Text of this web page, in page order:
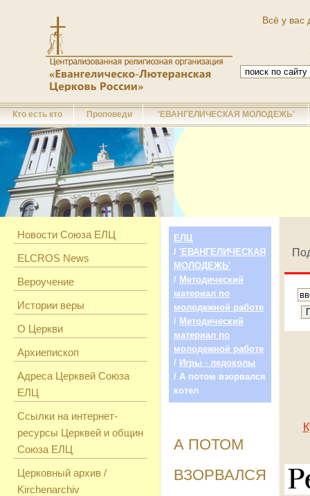
Всё у вас
Кто есть кто Проповеди 'ЕВАНГЕЛИЧЕСКАЯ МОЛОДЕЖЬ'
Новости Союза ЕЛЦ
ELCROS News
Вероучение
Истории веры
О Церкви
Архиепископ
Адреса Церквей Союза
ЕЛЦ
Ссылки на интернет-
ресурсы Церквей и общин
Союза ЕЛЦ
Церковный архив /
Kirchenarchiv
ЕЛЦ
/ 'ЕВАНГЕЛИЧЕСКАЯ
МОЛОДЕЖЬ'
/ Методический
материал по
молодежной работе
/ Методический
материал по
молодежной работе
/ Игры - ледоколы
/ А потом взорвался
котел
А ПОТОМ
ВЗОРВАЛСЯ